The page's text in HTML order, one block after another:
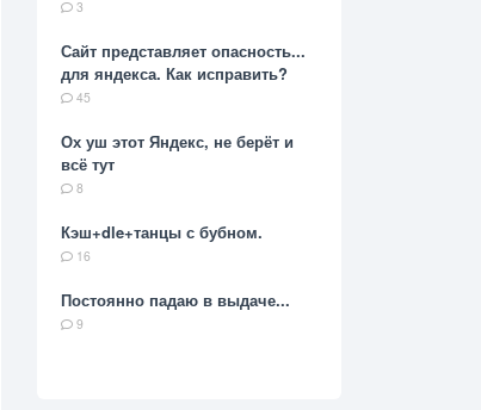
3
Сайт представляет опасность...
для яндекса. Как исправить?
45
Ох уш этот Яндекс, не берёт и
всё тут
8
Кэш+dle+танцы с бубном.
16
Постоянно падаю в выдаче...
9